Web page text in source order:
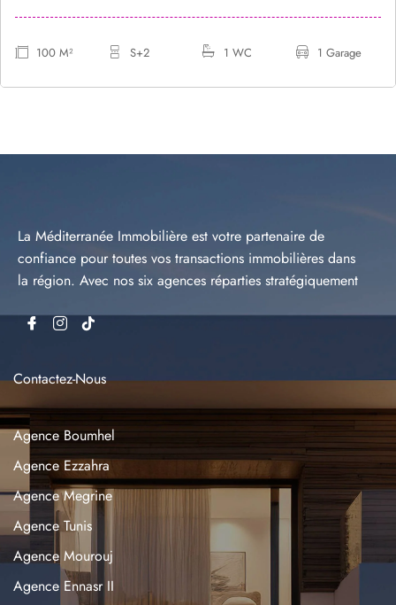
100 M² S+2 1 WC 1 Garage
La Méditerranée Immobilière est votre partenaire de
confiance pour toutes vos transactions immobilières dans
la région. Avec nos six agences réparties stratégiquement
Contactez-Nous
Agence Boumhel
Agence Ezzahra
Agence Megrine
Agence Tunis
Agence Mourouj
Agence Ennasr II